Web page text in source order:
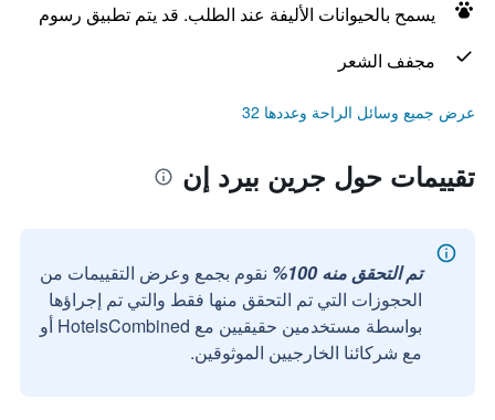
يسمح بالحيوانات الأليفة عند الطلب. قد يتم تطبيق رسوم
مجفف الشعر
عرض جميع وسائل الراحة وعددها 32
تقييمات حول جرين بيرد إن
تم التحقق منه 100%
نقوم بجمع وعرض التقييمات من
الحجوزات التي تم التحقق منها فقط والتي تم إجراؤها
بواسطة مستخدمين حقيقيين مع HotelsCombined أو
مع شركائنا الخارجيين الموثوقين.